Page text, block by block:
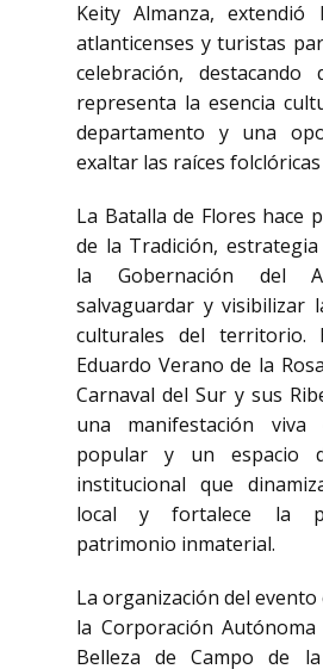
Keity Almanza,
atlanticenses y turistas
celebración,
representa la esencia
departamento y una
exaltar las raíces
La Batalla de Flores hace
de la Tradición,
la Gobernación del
salvaguardar y visibilizar
culturales del territorio.
Eduardo Verano de la
Carnaval del Sur y sus
una manifestación
popular y un espacio
institucional que
local y fortalece la
patrimonio inmaterial.
La organización del evento
la Corporación
Belleza de Campo de